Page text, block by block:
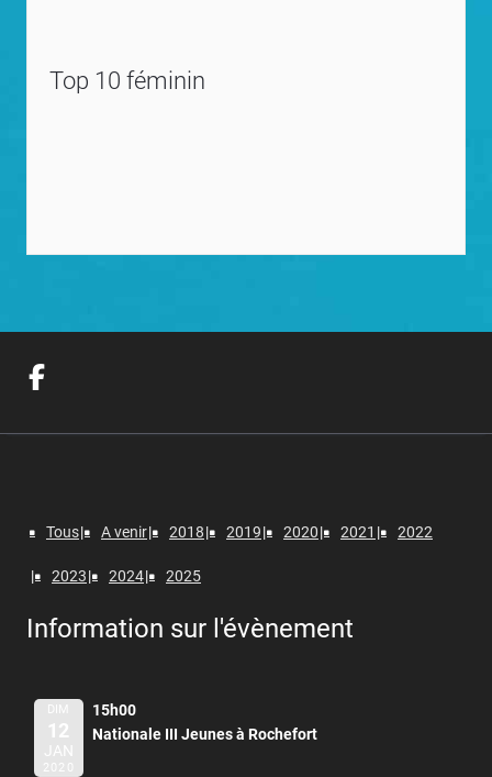
Top 10 féminin
Tous A venir 2018 2019 2020 2021 2022
2023 2024 2025
Information sur l'évènement
DIM
12
JAN
2020
15h00
Nationale III Jeunes à Rochefort